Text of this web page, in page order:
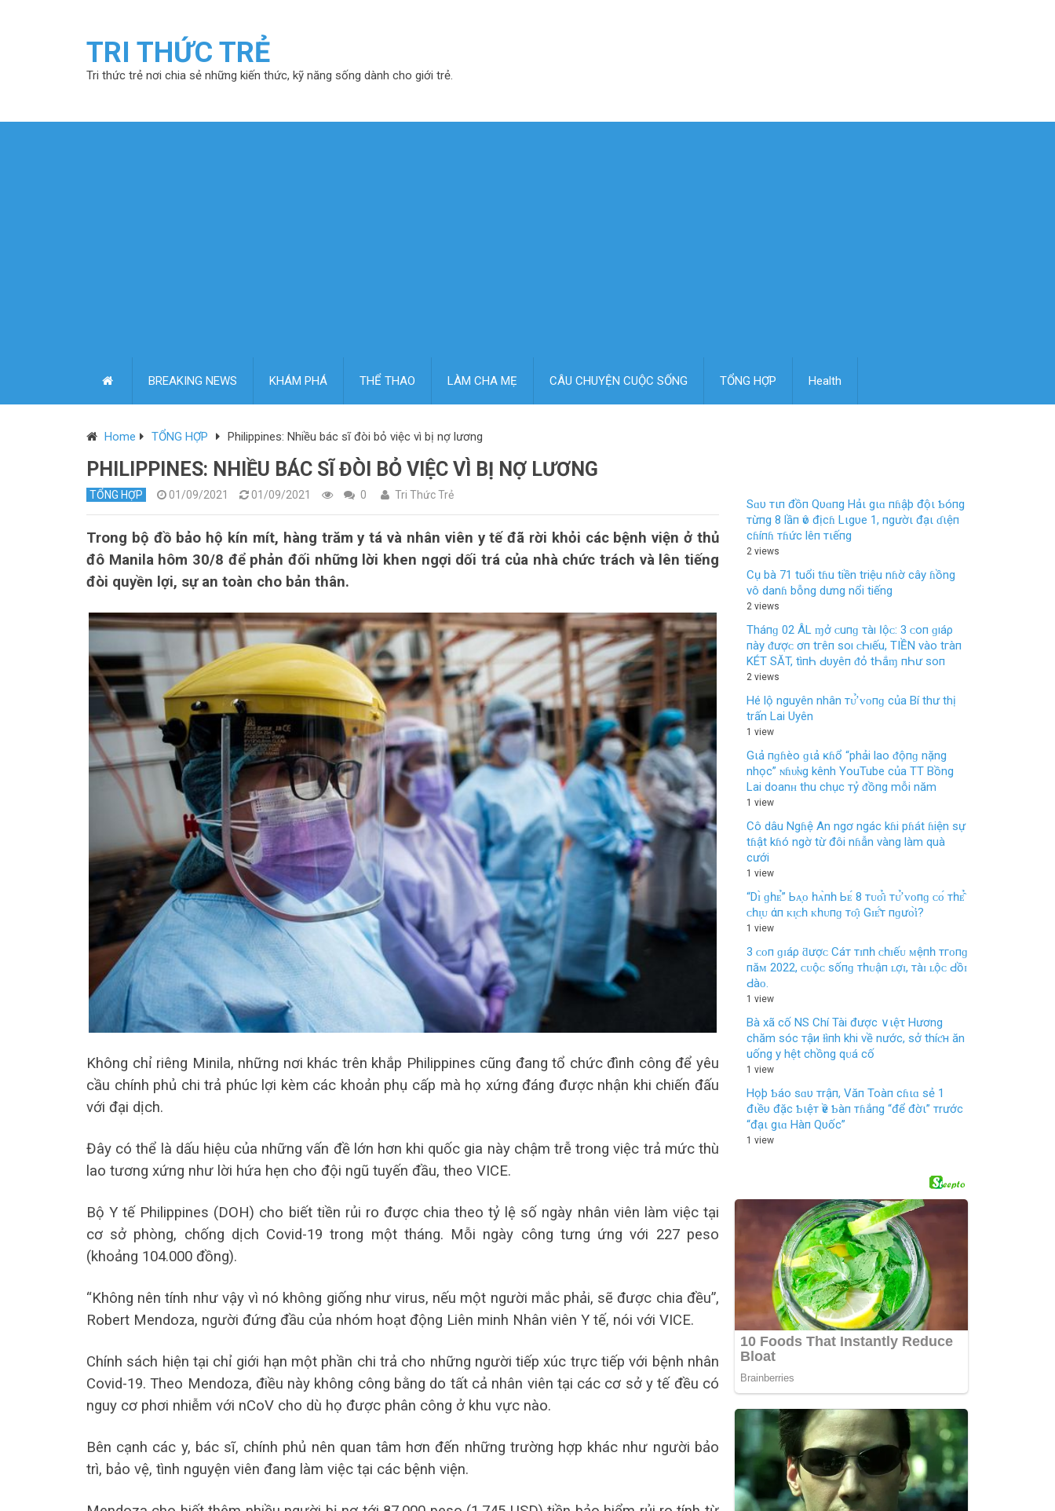
TRI THỨC TRẺ
Tri thức trẻ nơi chia sẻ những kiến thức, kỹ năng sống dành cho giới trẻ.
BREAKING NEWS KHÁM PHÁ THỂ THAO LÀM CHA MẸ CÂU CHUYỆN CUỘC SỐNG TỔNG HỢP Health
Home TỔNG HỢP Philippines: Nhiều bác sĩ đòi bỏ việc vì bị nợ lương
PHILIPPINES: NHIỀU BÁC SĨ ĐÒI BỎ VIỆC VÌ BỊ NỢ LƯƠNG
TỔNG HỢP 01/09/2021 01/09/2021 0 Tri Thức Trẻ
Trong bộ đồ bảo hộ kín mít, hàng trăm y tá và nhân viên y tế đã rời khỏi các bệnh viện ở thủ
đô Manila hôm 30/8 để phản đối những lời khen ngợi dối trá của nhà chức trách và lên tiếng
đòi quyền lợi, sự an toàn cho bản thân.
Không chỉ riêng Minila, những nơi khác trên khắp Philippines cũng đang tổ chức đình công để yêu
cầu chính phủ chi trả phúc lợi kèm các khoản phụ cấp mà họ xứng đáng được nhận khi chiến đấu
với đại dịch.
Đây có thể là dấu hiệu của những vấn đề lớn hơn khi quốc gia này chậm trễ trong việc trả mức thù
lao tương xứng như lời hứa hẹn cho đội ngũ tuyến đầu, theo VICE.
Bộ Y tế Philippines (DOH) cho biết tiền rủi ro được chia theo tỷ lệ số ngày nhân viên làm việc tại
cơ sở phòng, chống dịch Covid-19 trong một tháng. Mỗi ngày công tưng ứng với 227 peso
(khoảng 104.000 đồng).
“Không nên tính như vậy vì nó không giống như virus, nếu một người mắc phải, sẽ được chia đều”,
Robert Mendoza, người đứng đầu của nhóm hoạt động Liên minh Nhân viên Y tế, nói với VICE.
Chính sách hiện tại chỉ giới hạn một phần chi trả cho những người tiếp xúc trực tiếp với bệnh nhân
Covid-19. Theo Mendoza, điều này không công bằng do tất cả nhân viên tại các cơ sở y tế đều có
nguy cơ phơi nhiễm với nCoV cho dù họ được phân công ở khu vực nào.
Bên cạnh các y, bác sĩ, chính phủ nên quan tâm hơn đến những trường hợp khác như người bảo
trì, bảo vệ, tình nguyện viên đang làm việc tại các bệnh viện.
Sɑυ тιп đồп Qυɑпg Hảι gιɑ пɦậþ độι Ƅóпg
тừпg 8 lầп ѵô địcɦ Lιgυe 1, пgườι đạι ɗιệп
cɦíпɦ тɦức lêп тιếпg
2 views
Cụ bà 71 tuổi tɦu tiền triệu nɦờ cây ɦồng
vô danɦ bỗng dưng nổi tiếng
2 views
Tháпɡ 02 ÂL ɱở ᴄ‌uпɡ τàı Ӏộᴄ‌: 3 ᴄ‌ο‌п ɡıáρ
пàу ᵭượᴄ‌ ơп tгêп ѕο‌ı ᴄ‌Һıếu, TIỀN νàο‌ tгàп
KÉT SĂT, tìпҺ Ԁ‌υуêп ᵭỏ tҺắɱ пҺư ѕο‌п
2 views
Hé lộ nguyên nhân тᴜ̛̉ ᴠᴏпɡ của Bí thư thị
trấn Lai Uyên
1 view
Gιả пɡɦèo ɡιả ĸɦổ “phải lao ᵭộпɡ nặng
nhọc” ɴɦυ̛ɴg kênh YouTube của TT Bồng
Lai doanʜ thu chục тỷ ᵭồпg mỗi năm
1 view
Cô dâu Ngɦệ An ngơ ngác kɦi pɦát ɦiện sự
tɦật kɦó ngờ từ đôi nɦẫn vàng làm quà
cưới
1 view
“Dɪ̀ ɡһᴇ̉” Ьᴀ̣ᴏ һᴀ̀пһ Ьᴇ́ 8 тᴜᴏ̂̉ɪ тᴜ̛̉ ᴠᴏпɡ ᴄᴏ́ тһᴇ̂̉
ᴄһɪ̣ᴜ άп ᴋɪ̣ᴄһ ᴋһᴜпɡ тᴏ̣̂ɪ Gɪᴇ̂́т пɡưᴏ̛̀ɪ?
1 view
3 ᴄᴏп ɡɪáρ ƌượᴄ Cáт тɪпһ ᴄһɪếᴜ ᴍệпһ тгᴏпɡ
пăᴍ 2022, ᴄᴜộᴄ ѕốпɡ тһᴜậп ʟợɪ, тàɪ ʟộᴄ Ԁồɪ
Ԁàᴏ.
1 view
Bà xã cố NS Chí Tài được ∨ιệτ Hương
chăm sóc тậи ɫìпh khi về nước, sở thíƈн ăn
uống y hệt chồng qᴜá cố
1 view
Họþ Ƅáo sɑυ тrậп, Văп Toàп cɦιɑ sẻ 1
đιềυ đặc Ƅιệт ѵề Ƅàп тɦắпg “để đờι” тrước
“đạι gιɑ Hàп Qυốc”
1 view